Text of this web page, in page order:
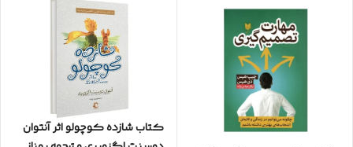
کتاب شازده کوچولو اثر آنتوان